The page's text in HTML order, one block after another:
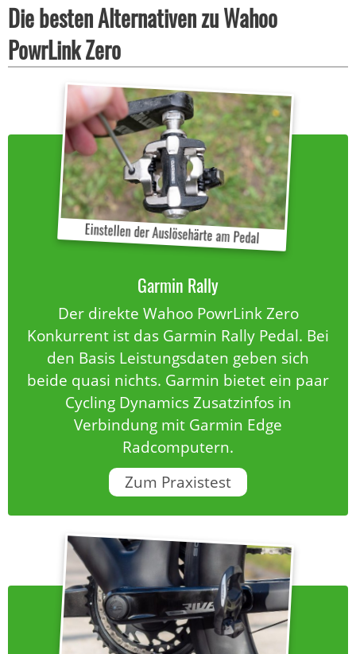
Die besten Alternativen zu Wahoo
PowrLink Zero
Einstellen der Auslösehärte am Pedal
Garmin Rally
Der direkte Wahoo PowrLink Zero
Konkurrent ist das Garmin Rally Pedal. Bei
den Basis Leistungsdaten geben sich
beide quasi nichts. Garmin bietet ein paar
Cycling Dynamics Zusatzinfos in
Verbindung mit Garmin Edge
Radcomputern.
Zum Praxistest